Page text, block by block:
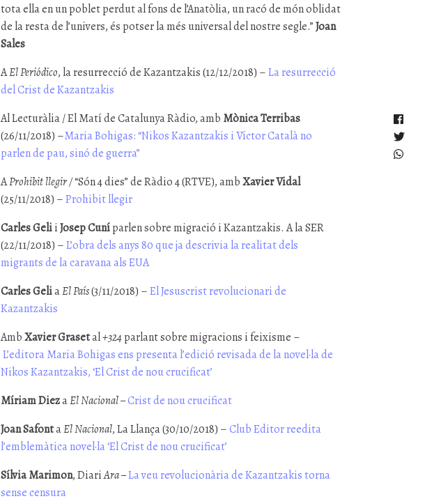
tota ella en un poblet perdut al fons de l’Anatòlia, un racó de món oblidat
de la resta de l’univers, és potser la més universal del nostre segle.”Joan
Sales
AEl Periódico, la resurrecció de Kazantzakis (12/12/2018) –La resurrecció
del Crist de Kazantzakis
Al Lecturàlia / El Matí de Catalunya Ràdio, amb Mònica Terribas
(26/11/2018) –Maria Bohigas: “Nikos Kazantzakis i Víctor Català no
parlen de pau, sinó de guerra”
AProhibit llegir /“Són 4 dies” de Ràdio 4 (RTVE), ambXavier Vidal
(25/11/2018) –Prohibit llegir
Carles GeliiJosep Cuníparlen sobre migració i Kazantzakis. A la SER
(22/11/2018) –L’obra dels anys 80 que ja descrivia la realitat dels
migrants de la caravana als EUA
Carles GeliaEl País(3/11/2018) –El Jesuscrist revolucionari de
Kazantzakis
AmbXavier Grasetal+324parlant sobre migracions i feixisme –
L’editora Maria Bohigas ens presenta l’edició revisada de la novel·la de
Nikos Kazantzakis, ‘El Crist de nou crucificat’
Míriam DiezaEl Nacional –Crist de nou crucificat
Joan SafontaEl Nacional, La Llança (30/10/2018) –Club Editor reedita
l’emblemàtica novel·la ‘El Crist de nou crucificat’
Sílvia Marimon, DiariAra –La veu revolucionària de Kazantzakis torna
sense censura